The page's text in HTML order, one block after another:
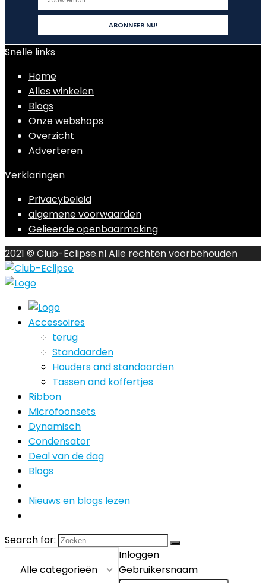
Snelle links
Home
Alles winkelen
Blogs
Onze webshops
Overzicht
Adverteren
Verklaringen
Privacybeleid
algemene voorwaarden
Gelieerde openbaarmaking
2021 © Club-Eclipse.nl Alle rechten voorbehouden
Accessoires
terug
Standaarden
Houders and standaarden
Tassen and koffertjes
Ribbon
Microfoonsets
Dynamisch
Condensator
Deal van de dag
Blogs
Nieuws en blogs lezen
Search for:
Alle categorieën
Inloggen
Gebruikersnaam